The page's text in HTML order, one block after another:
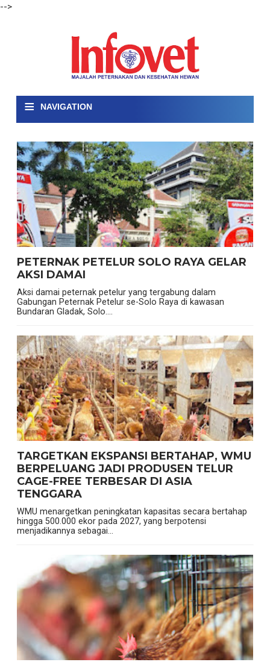
-->
≡ NAVIGATION
PETERNAK PETELUR SOLO RAYA GELAR
AKSI DAMAI
Aksi damai peternak petelur yang tergabung dalam
Gabungan Peternak Petelur se-Solo Raya di kawasan
Bundaran Gladak, Solo....
TARGETKAN EKSPANSI BERTAHAP, WMU
BERPELUANG JADI PRODUSEN TELUR
CAGE-FREE TERBESAR DI ASIA
TENGGARA
WMU menargetkan peningkatan kapasitas secara bertahap
hingga 500.000 ekor pada 2027, yang berpotensi
menjadikannya sebagai...